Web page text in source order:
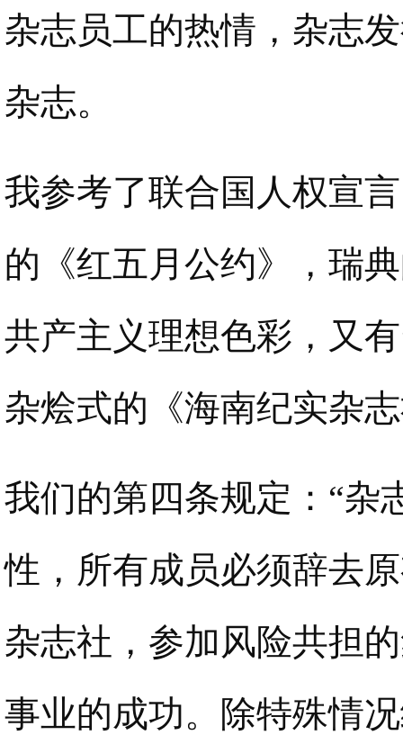
杂志员工的热情，杂志
杂志。
我参考了联合国人权宣
的《红五月公约》，瑞
共产主义理想色彩，又
杂烩式的《海南纪实杂
我们的第四条规定：“杂
性，所有成员必须辞去
杂志社，参加风险共担
事业的成功。除特殊情